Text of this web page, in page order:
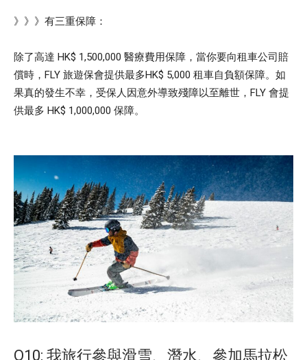
》》》有三重保障：
除了高達 HK$ 1,500,000 醫療費用保障，當你要向租車公司賠
償時，FLY 旅遊保會提供最多HK$ 5,000 租車自負額保障。如
果真的發生不幸，受保人因意外導致殘障以至離世，FLY 會提
供最多 HK$ 1,000,000 保障。
Q10: 我旅行參與滑雪、潛水、參加馬拉松